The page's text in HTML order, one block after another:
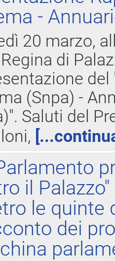
-
20 marzo,
di
(Snpa) -
Saluti del
il Palazzo"
le quinte
dei